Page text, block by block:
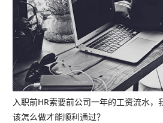
入职前HR索要前公司一年的工资流水，
该怎么做才能顺利通过？